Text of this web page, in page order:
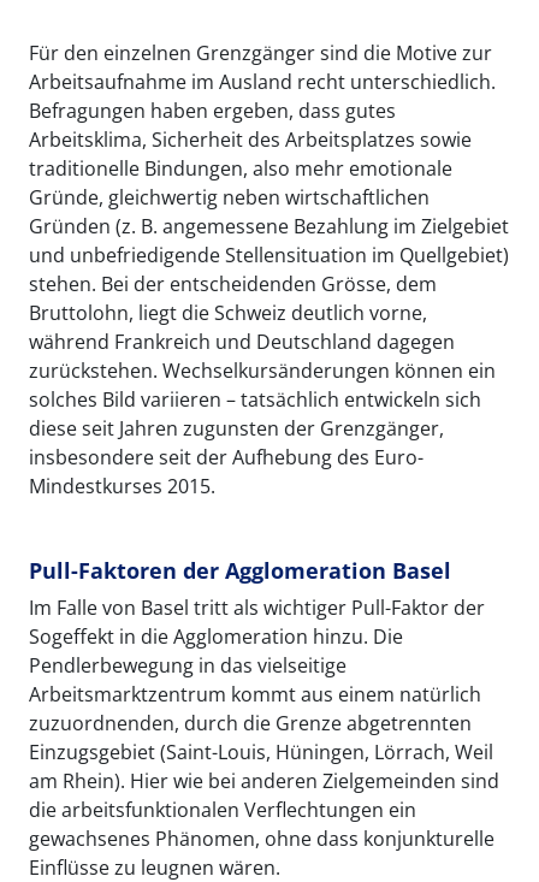
Für den einzelnen Grenzgänger sind die Motive zur
Arbeitsaufnahme im Ausland recht unterschiedlich.
Befragungen haben ergeben, dass gutes
Arbeitsklima, Sicherheit des Arbeitsplatzes sowie
traditionelle Bindungen, also mehr emotionale
Gründe, gleichwertig neben wirtschaftlichen
Gründen (z. B. angemessene Bezahlung im Zielgebiet
und unbefriedigende Stellensituation im Quellgebiet)
stehen. Bei der entscheidenden Grösse, dem
Bruttolohn, liegt die Schweiz deutlich vorne,
während Frankreich und Deutschland dagegen
zurückstehen. Wechselkursänderungen können ein
solches Bild variieren – tatsächlich entwickeln sich
diese seit Jahren zugunsten der Grenzgänger,
insbesondere seit der Aufhebung des Euro-
Mindestkurses 2015.
Pull-Faktoren der Agglomeration Basel
Im Falle von Basel tritt als wichtiger Pull-Faktor der
Sogeffekt in die Agglomeration hinzu. Die
Pendlerbewegung in das vielseitige
Arbeitsmarktzentrum kommt aus einem natürlich
zuzuordnenden, durch die Grenze abgetrennten
Einzugsgebiet (Saint-Louis, Hüningen, Lörrach, Weil
am Rhein). Hier wie bei anderen Zielgemeinden sind
die arbeitsfunktionalen Verflechtungen ein
gewachsenes Phänomen, ohne dass konjunkturelle
Einflüsse zu leugnen wären.